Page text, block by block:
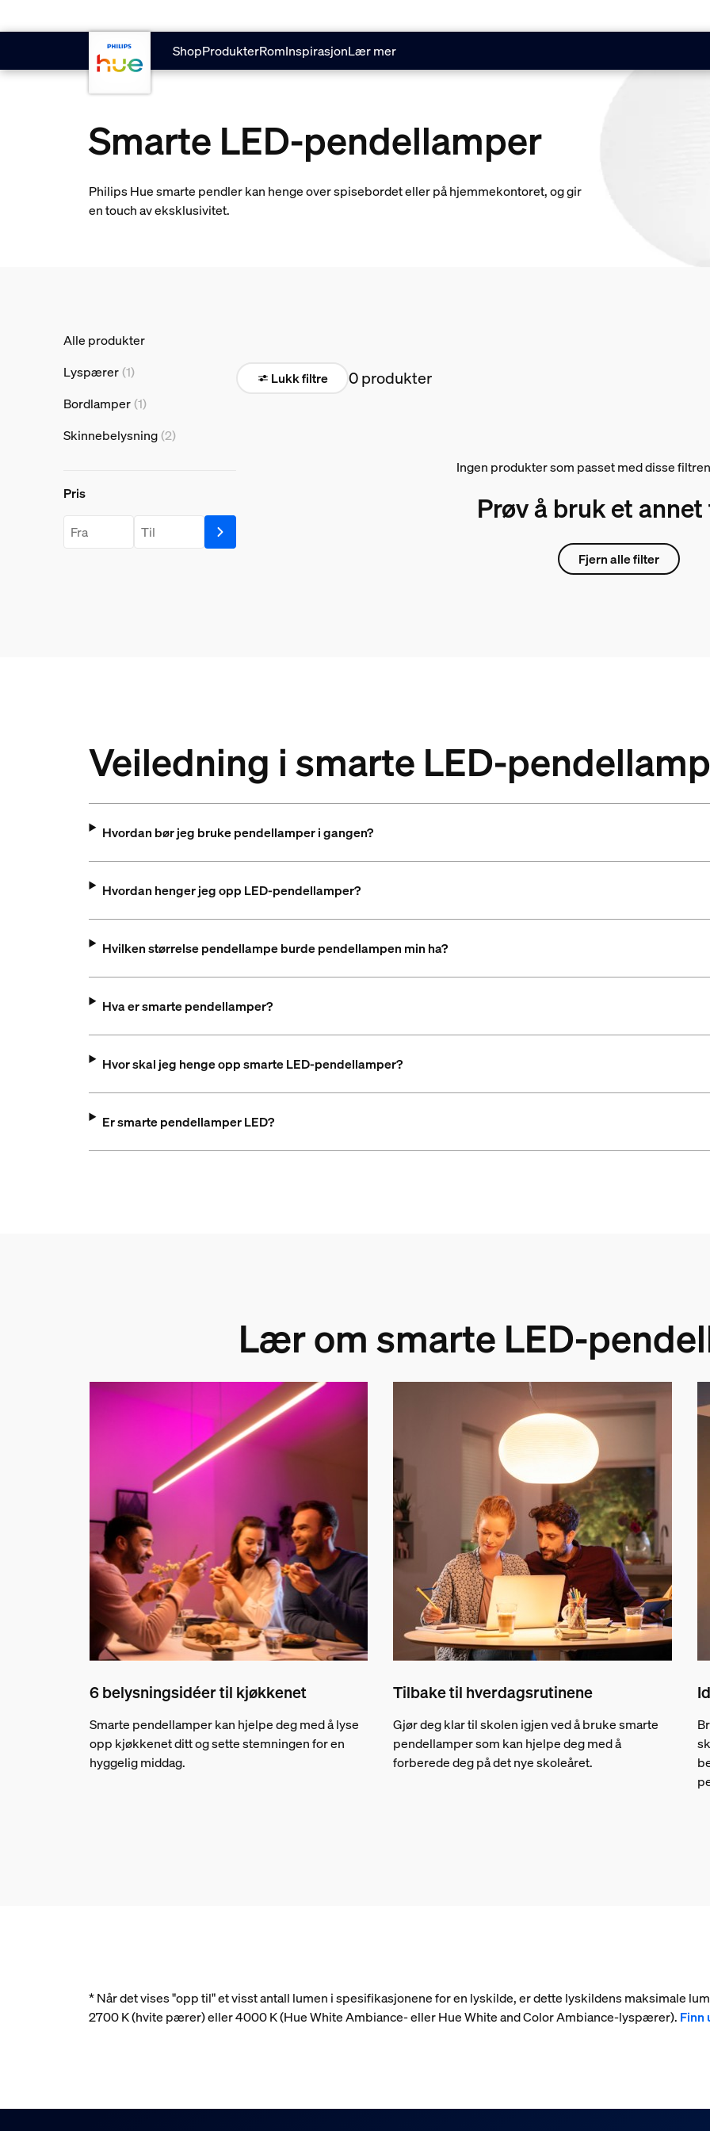
ShopProdukterRomInspirasjonLær mer
Smarte LED-pendellamper
Philips Hue smarte pendler kan henge over spisebordet eller på hjemmekontoret, og gir
en touch av eksklusivitet.
Alle produkter
Lyspærer (1)
Bordlamper (1)
Skinnebelysning (2)
Pris
Pris
price.from.label price.to.label
Lukk filtre 0 produkter
Ingen produkter som passet med disse
Prøv å bruk et
Fjern alle filter
Veiledning i smarte LED-
Hvordan bør jeg bruke pendellamper i gangen?
Hvordan henger jeg opp LED-pendellamper?
Hvilken størrelse pendellampe burde pendellampen min ha?
Hva er smarte pendellamper?
Hvor skal jeg henge opp smarte LED-pendellamper?
Er smarte pendellamper LED?
Lær om smarte LED-
6 belysningsidéer til kjøkkenet
Smarte pendellamper kan hjelpe deg med å lyse
opp kjøkkenet ditt og sette stemningen for en
hyggelig middag.
Tilbake til hverdagsrutinene
Gjør deg klar til skolen igjen ved å bruke smarte
pendellamper som kan hjelpe deg med å
forberede deg på det nye skoleåret.
* Når det vises "opp til" et visst antall lumen i spesifikasjonene for en lyskilde, er dette lyskildens maksimale
2700 K (hvite pærer) eller 4000 K (Hue White Ambiance- eller Hue White and Color Ambiance-lyspærer). Finn